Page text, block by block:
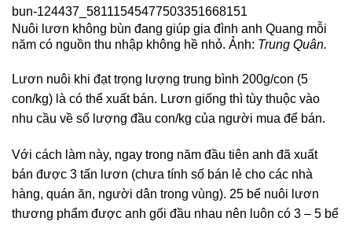
Nuôi lươn không bùn đang giúp gia đình anh Quang mỗi
năm có nguồn thu nhập không hề nhỏ. Ảnh: Trung Quân.
Lươn nuôi khi đạt trọng lượng trung bình 200g/con (5
con/kg) là có thể xuất bán. Lươn giống thì tùy thuộc vào
nhu cầu về số lượng đầu con/kg của người mua để bán.
Với cách làm này, ngay trong năm đầu tiên anh đã xuất
bán được 3 tấn lươn (chưa tính số bán lẻ cho các nhà
hàng, quán ăn, người dân trong vùng). 25 bể nuôi lươn
thương phẩm được anh gối đầu nhau nên luôn có 3 – 5 bể